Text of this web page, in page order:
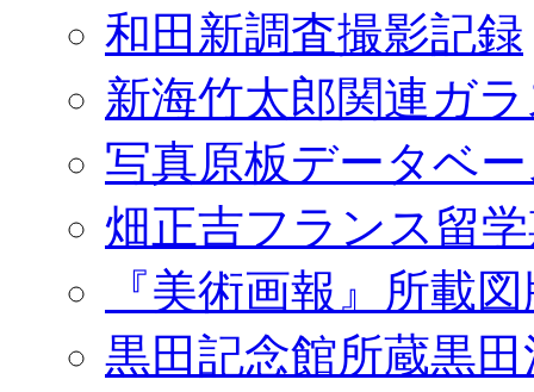
和田新調査撮影記録
新海竹太郎関連ガ
写真原板データベ
畑正吉フランス留
『美術画報』所載
黒田記念館所蔵黒